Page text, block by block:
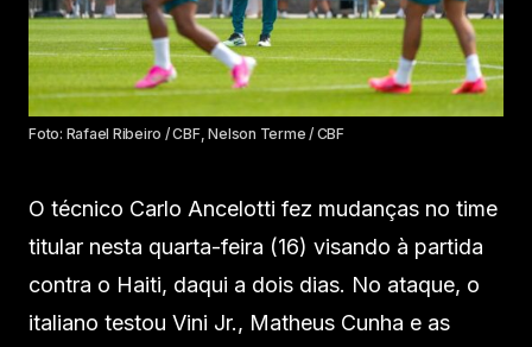
Foto: Rafael Ribeiro / CBF, Nelson Terme / CBF
O técnico Carlo Ancelotti fez mudanças no time
titular nesta quarta-feira (16) visando à partida
contra o Haiti, daqui a dois dias. No ataque, o
italiano testou Vini Jr., Matheus Cunha e as